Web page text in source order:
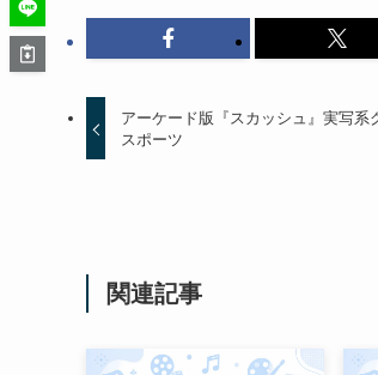
アーケード版『スカッシュ』実写系
スポーツ
関連記事